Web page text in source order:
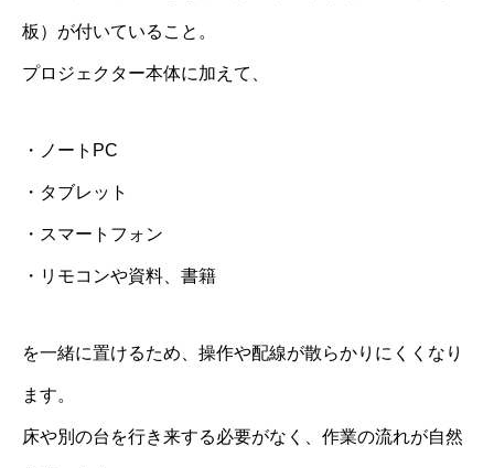
板）が付いていること。
プロジェクター本体に加えて、
・ノートPC
・タブレット
・スマートフォン
・リモコンや資料、書籍
を一緒に置けるため、操作や配線が散らかりにくくなり
ます。
床や別の台を行き来する必要がなく、作業の流れが自然